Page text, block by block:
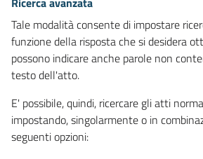
Tale modalità consente di impostare
funzione della risposta che si desidera
possono indicare anche parole non
testo dell'atto.
E' possibile, quindi, ricercare gli atti
impostando, singolarmente o in
seguenti opzioni: